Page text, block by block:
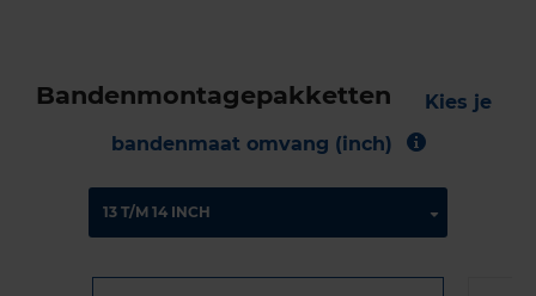
Bandenmontagepakketten
Kies je
bandenmaat omvang (inch)